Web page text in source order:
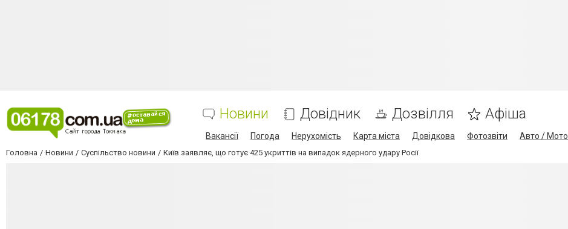
Новини Довідник Дозвілля Афіша
Вакансії Погода Нерухомість Карта міста Довідкова Фотозвіти Авто / Мото
Головна Новини Суспільство новини Київ заявляє, що готує 425 укриттів на випадок ядерного удару Росії